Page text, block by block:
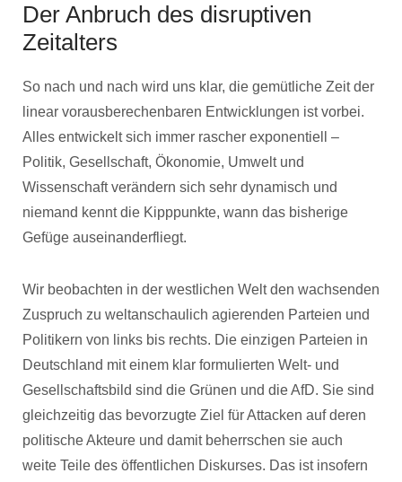
Der Anbruch des disruptiven
Zeitalters
So nach und nach wird uns klar, die gemütliche Zeit der
linear vorausberechenbaren Entwicklungen ist vorbei.
Alles entwickelt sich immer rascher exponentiell –
Politik, Gesellschaft, Ökonomie, Umwelt und
Wissenschaft verändern sich sehr dynamisch und
niemand kennt die Kipppunkte, wann das bisherige
Gefüge auseinanderfliegt.
Wir beobachten in der westlichen Welt den wachsenden
Zuspruch zu weltanschaulich agierenden Parteien und
Politikern von links bis rechts. Die einzigen Parteien in
Deutschland mit einem klar formulierten Welt- und
Gesellschaftsbild sind die Grünen und die AfD. Sie sind
gleichzeitig das bevorzugte Ziel für Attacken auf deren
politische Akteure und damit beherrschen sie auch
weite Teile des öffentlichen Diskurses. Das ist insofern